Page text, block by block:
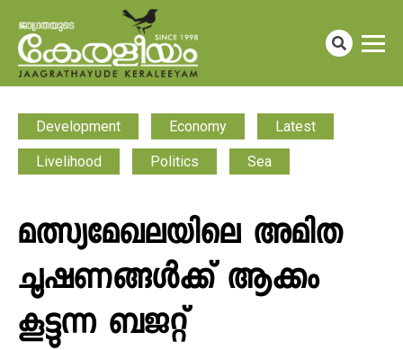
Development Economy Latest
Livelihood Politics Sea
മത്സ്യമേഖലയിലെ അമിത
ചൂഷണങ്ങൾക്ക് ആക്കം
കൂട്ടുന്ന ബജറ്റ്